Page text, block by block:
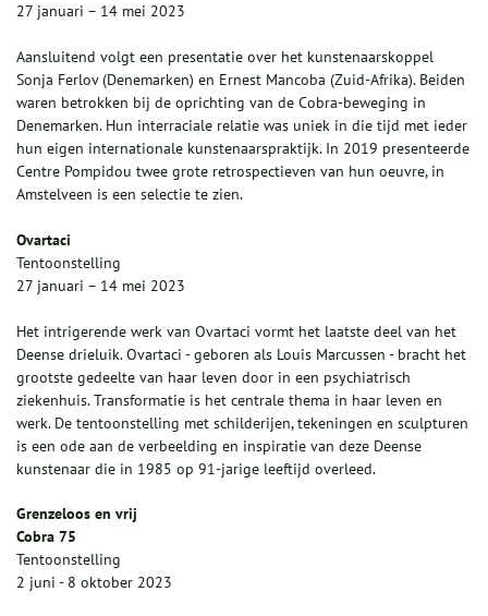
27 januari – 14 mei 2023
Aansluitend volgt een presentatie over het kunstenaarskoppel
Sonja Ferlov (Denemarken) en Ernest Mancoba (Zuid-Afrika). Beiden
waren betrokken bij de oprichting van de Cobra-beweging in
Denemarken. Hun interraciale relatie was uniek in die tijd met ieder
hun eigen internationale kunstenaarspraktijk. In 2019 presenteerde
Centre Pompidou twee grote retrospectieven van hun oeuvre, in
Amstelveen is een selectie te zien.
Ovartaci
Tentoonstelling
27 januari – 14 mei 2023
Het intrigerende werk van Ovartaci vormt het laatste deel van het
Deense drieluik. Ovartaci - geboren als Louis Marcussen - bracht het
grootste gedeelte van haar leven door in een psychiatrisch
ziekenhuis. Transformatie is het centrale thema in haar leven en
werk. De tentoonstelling met schilderijen, tekeningen en sculpturen
is een ode aan de verbeelding en inspiratie van deze Deense
kunstenaar die in 1985 op 91-jarige leeftijd overleed.
Grenzeloos en vrij
Cobra 75
Tentoonstelling
2 juni - 8 oktober 2023